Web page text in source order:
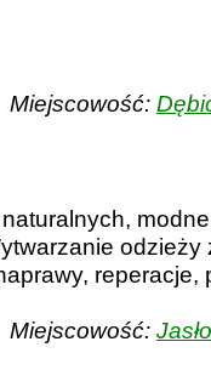
Miejscowość:
odzieży
reperacje,
Miejscowość: Jasło